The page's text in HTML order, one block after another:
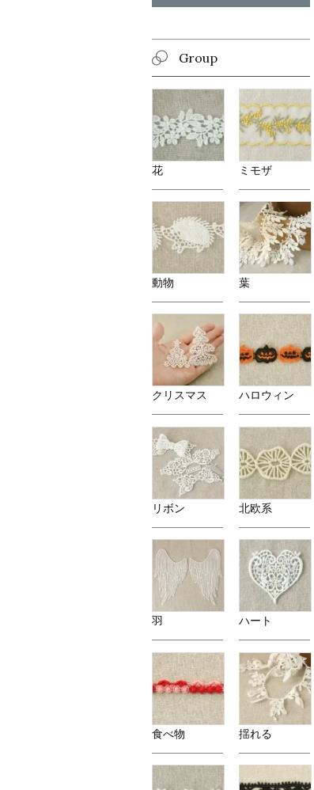
Group
花 ミモザ
動物 葉
クリスマス ハロウィン
リボン 北欧系
羽 ハート
食べ物 揺れる